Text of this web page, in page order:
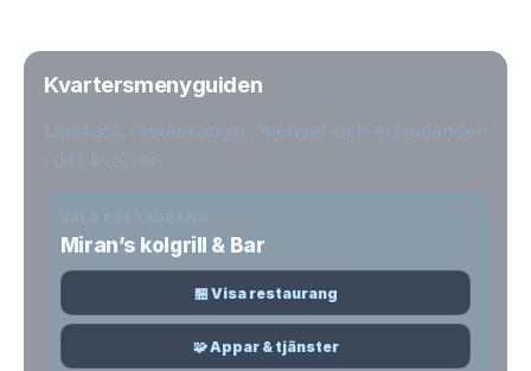
Kvartersmenyguiden
Miran’s kolgrill & Bar
🏪 Visa restaurang
🧩 Appar & tjänster